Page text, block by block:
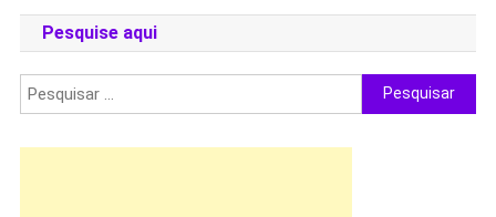
Pesquise aqui
Pesquisar
por: